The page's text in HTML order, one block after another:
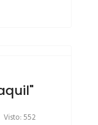
Visto: 552